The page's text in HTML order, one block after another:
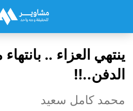
ينتهي العزاء ..
الدفن..!!
محمد كامل سعيد